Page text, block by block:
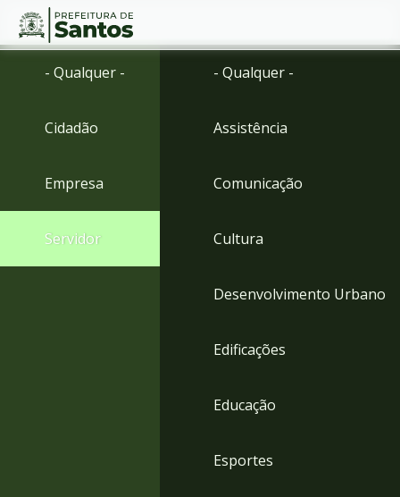
Ir
menu
para
Conteúdo
- Qualquer -
Cidadão
Empresa
Servidor
- Qualquer -
Assistência
Comunicação
Cultura
Desenvolvimento Urbano
Edificações
Educação
Esportes